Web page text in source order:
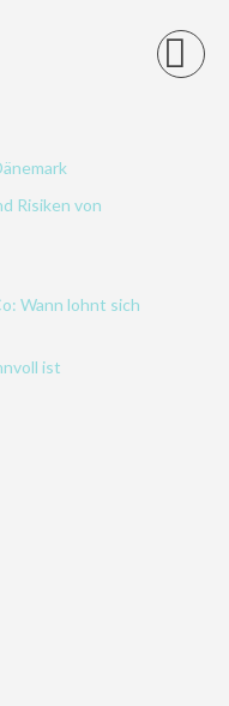
Risiken von
Wann lohnt sich
ist